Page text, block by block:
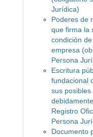
Jurídica)
Poderes de
que firma la
condición
empresa
Persona
Escritura
fundacional
sus posibles
Registro
Persona
Documento